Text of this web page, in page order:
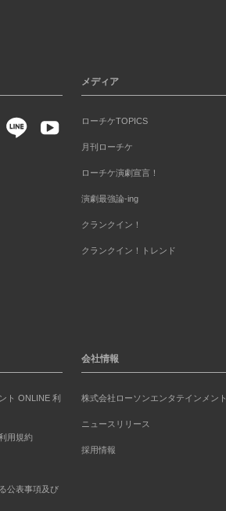
メディア
ローチケTOPICS
月刊ローチケ
ローチケ演劇宣言！
演劇最強論-ing
クランクイン！
クランクイン！トレンド
ト ONLINE 利
用規約
公表事項及び
会社情報
株式会社ローソンエンタテインメント
ニュースリリース
採用情報